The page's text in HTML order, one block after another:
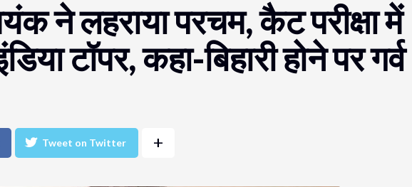
ने लहराया परचम, कैट परीक्षा में
टॉपर, कहा-बिहारी होने पर गर्व
Tweet on Twitter +